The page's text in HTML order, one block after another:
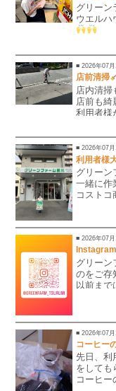
グリーン
ウエルハ
■ 2026年07月
店前清掃
店内清掃
店前も綺
利用者様
■ 2026年07月
利用者様
グリーン
一緒に作
コストコ
一緒に作
見学、体
見学時、
い合わせ
■ 2026年07月
グリーン
のをご存
以前まで
■ 2026年07月
コーヒー
先日、利
をしても
コーヒー